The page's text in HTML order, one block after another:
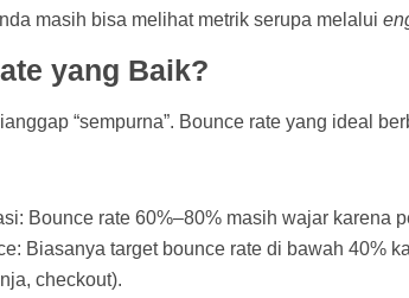
masih bisa melihat metrik serupa melalui
yang Baik?
“sempurna”. Bounce rate yang ideal
Bounce rate 60%–80% masih wajar karena
Biasanya target bounce rate di bawah 40%
checkout).